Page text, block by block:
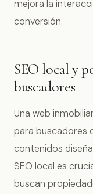
mejora la
conversión.
SEO local y
buscadores
Una web
para buscadores
contenidos
SEO local es
buscan